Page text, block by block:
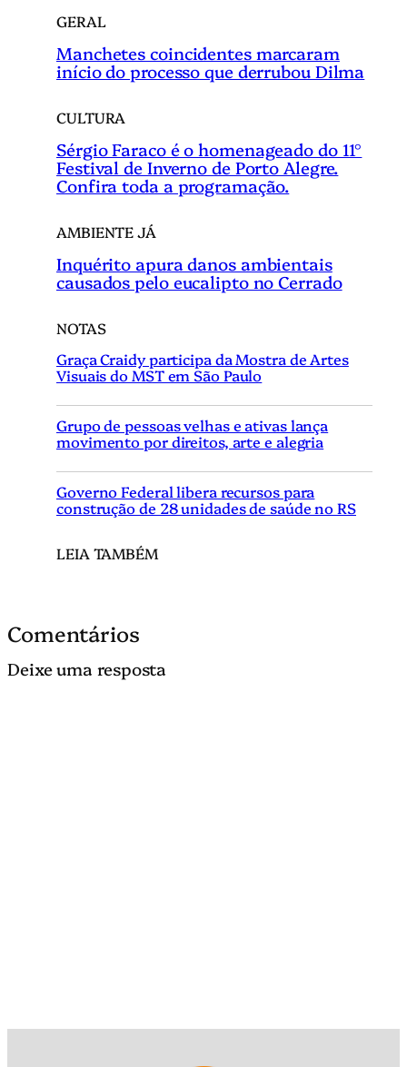
GERAL
Manchetes coincidentes marcaram
início do processo que derrubou Dilma
CULTURA
Sérgio Faraco é o homenageado do 11°
Festival de Inverno de Porto Alegre.
Confira toda a programação.
AMBIENTE JÁ
Inquérito apura danos ambientais
causados pelo eucalipto no Cerrado
NOTAS
Graça Craidy participa da Mostra de Artes
Visuais do MST em São Paulo
Grupo de pessoas velhas e ativas lança
movimento por direitos, arte e alegria
Governo Federal libera recursos para
construção de 28 unidades de saúde no RS
LEIA TAMBÉM
Comentários
Deixe uma resposta